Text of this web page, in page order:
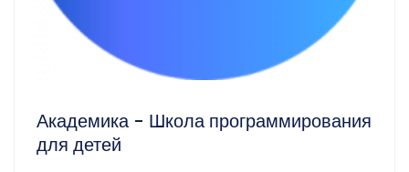
Академика - Школа программирования
для детей